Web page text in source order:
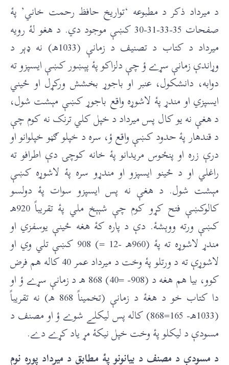
د ميرداد ذکر د مطبوعه ‘تواريخ حافظ رحمت خاني’ پۀ
صفحات 35-33-31-30 کښې موجود دي. د هغو لۀ رويه
ميرداد د کتاب د تصنيف د زمانې (1033هـ) نه ډېر د
وړاندې زمانې سړے ؤ چې دلزاکو پۀ پېښور کښې ایسپزو ته
دوابه، دانشکول، عنبر او باجوړ بخشش ورکړل او ځيني
ایسپزي او مندړ پۀ لاشوړه واقع باجوړ کښې مېشت شول،
د هغې نه يو کال پس ميرداد د خپل کلي ترنک نه کوم چې
د قندهار پۀ حدود کښې واقع ؤ، سره د خپلو ګڼو خپلوانو او
درې زره او پنځوس مريدانو پۀ خانه کوچۍ دې اطرافو ته
راغلي او د ځينو ایسپزو او مندړو سره پۀ لاشوړه کښې
مېشت شول. د هغې نه پس ایسپزو سوات پۀ دولسو
کالوکښې فتح کړو کوم چې شېېخ ملي پۀ تقريباً 920هـ
کښې ورته ووېشۀ. دې د پاره کۀ هغه ځينې يوسفزي او
مندړ لاشوړه ته پۀ (960هـ -12 =) 908 کښې تلي وي او
لاشوړې ته د ورتلو پۀ وخت د ميرداد عمر 40 کاله هم فرض
کوو، بيا هم هغه د (908- =40) 868 هـ د زمانې سړے ؤ او
دا کتاب خو د هغۀ د زمانې (تخميناً 868 هـ) نه تقريباً
(1033هـ- 165=868) کاله پس ليکلے شوے ؤ او مصنف د
مسودې د ليکلو پۀ وخت خپل نيکۀ مړ ياد کړے دے.
د مسودې د مصنف د بيانونو پۀ مطابق د ميرداد پوره نوم